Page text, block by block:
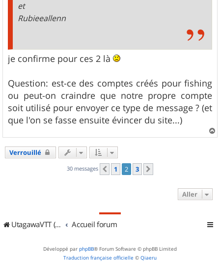
et
Rubieeallenn
je confirme pour ces 2 là
Question: est-ce des comptes créés pour fishing
ou peut-on craindre que notre propre compte
soit utilisé pour envoyer ce type de message ? (et
que l'on se fasse ensuite évincer du site...)
a
Verrouillé
30 messages Précédent
1 2 3
Aller
UtagawaVTT (Randos VTT et VTTAE avec traces GPS) Accueil forum
Développé par phpBB® Forum Software © phpBB Limited
Traduction française officielle © Qiaeru